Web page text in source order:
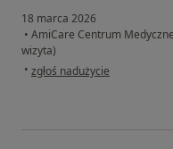
18 marca 2026
• AmiCare Centrum Medyczne
wizyta)
• w opinii użytkownika M.M.
zgłoś nadużycie